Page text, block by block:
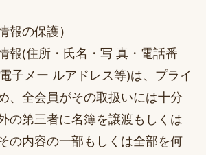
報の保護）
報(住所・氏名・写 真・電話番
子メー ルアドレス等)は、プライ
、全会員がその取扱いには十分
の第三者に名簿を譲渡もしくは
の内容の一部もしくは全部を何